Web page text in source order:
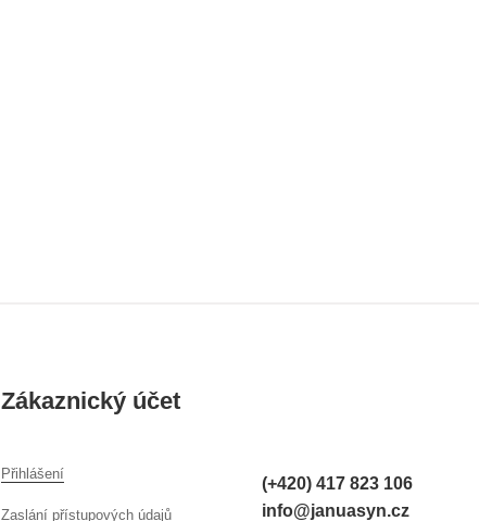
Zákaznický účet
Přihlášení
Zaslání přístupových údajů
(+420) 417 823 106
info@januasyn.cz